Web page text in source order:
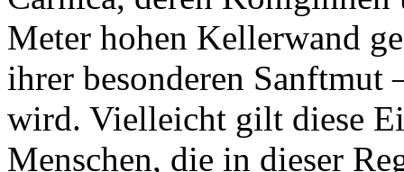
Meter hohen Kellerwand
ihrer besonderen
wird. Vielleicht gilt diese
Menschen, die in dieser